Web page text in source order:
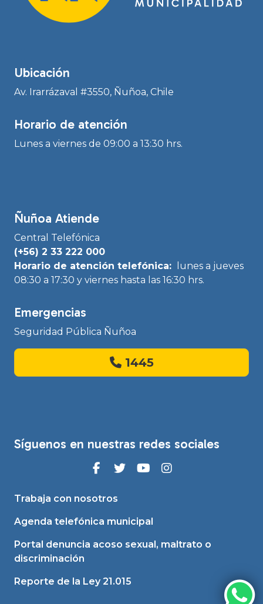
Ubicación
Av. Irarrázaval #3550, Ñuñoa, Chile
Horario de atención
Lunes a viernes de 09:00 a 13:30 hrs.
Ñuñoa Atiende
Central Telefónica
(+56) 2 33 222 000
Horario de atención telefónica:
lunes a jueves
08:30 a 17:30 y viernes hasta las 16:30 hrs.
Emergencias
Seguridad Pública Ñuñoa
1445
Síguenos en nuestras redes sociales
Trabaja con nosotros
Agenda telefónica municipal
Portal denuncia acoso sexual, maltrato o
discriminación
Reporte de la Ley 21.015